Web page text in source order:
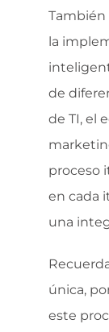
la
de
de TI, el
proceso
en cada
una
única,
este